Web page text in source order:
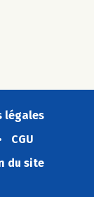
légales
CGU
du site